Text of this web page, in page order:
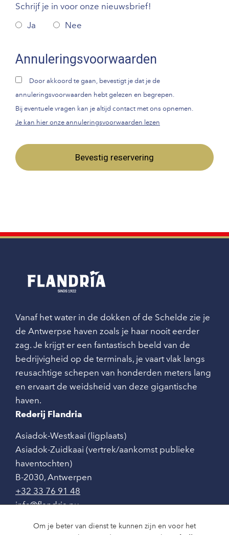
Om je beter van dienst te kunnen zijn en voor het
Schrijf je in voor onze nieuwsbrief!
Ja
Nee
Annuleringsvoorwaarden
Door akkoord te gaan, bevestigt je dat je de
annuleringsvoorwaarden hebt gelezen en begrepen.
Bij eventuele vragen kan je altijd contact met ons opnemen.
Je kan hier onze annuleringsvoorwaarden lezen
Bevestig reservering
Vanaf het water in de dokken of de Schelde zie je
de Antwerpse haven zoals je haar nooit eerder
zag. Je krijgt er een fantastisch beeld van de
bedrijvigheid op de terminals, je vaart vlak langs
reusachtige schepen van honderden meters lang
en ervaart de weidsheid van deze gigantische
haven.
Rederij Flandria
Asiadok-Westkaai (ligplaats)
Asiadok-Zuidkaai (vertrek/aankomst publieke
haventochten)
B-2030, Antwerpen
+32 33 76 91 48
info@flandria.nu
Contact